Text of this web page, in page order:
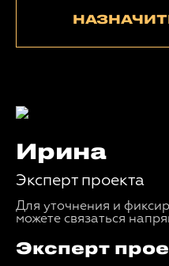
Ирина
Эксперт проекта
Для уточнения и
можете связаться
Эксперт